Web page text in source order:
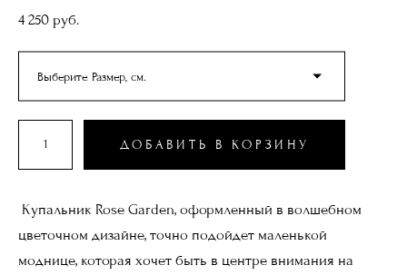
4 250 pуб.
Выберите Размер, см.
ДОБАВИТЬ В КОРЗИНУ
Купальник Rose Garden, оформленный в волшебном
цветочном дизайне, точно подойдет маленькой
моднице, которая хочет быть в центре внимания на